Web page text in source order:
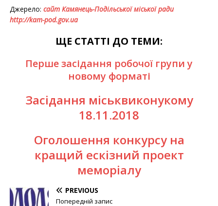
Джерело: сайт Камянець-Подільської міської ради
http://kam-pod.gov.ua
ЩЕ СТАТТІ ДО ТЕМИ:
Перше засідання робочої групи у
новому форматі
Засідання міськвиконукому
18.11.2018
Оголошення конкурсу на
кращий ескізний проект
меморіалу
PREVIOUS
Попередній запис